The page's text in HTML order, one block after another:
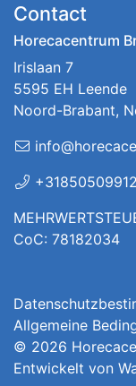
Contact
Horecacentrum
Irislaan 7
5595 EH Leende
Noord-Brabant,
+31850509912
CoC: 78182034
Allgemeine
© 2026
Entwickelt von